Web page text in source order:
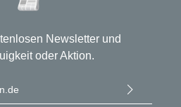
Newsletter und
oder Aktion.